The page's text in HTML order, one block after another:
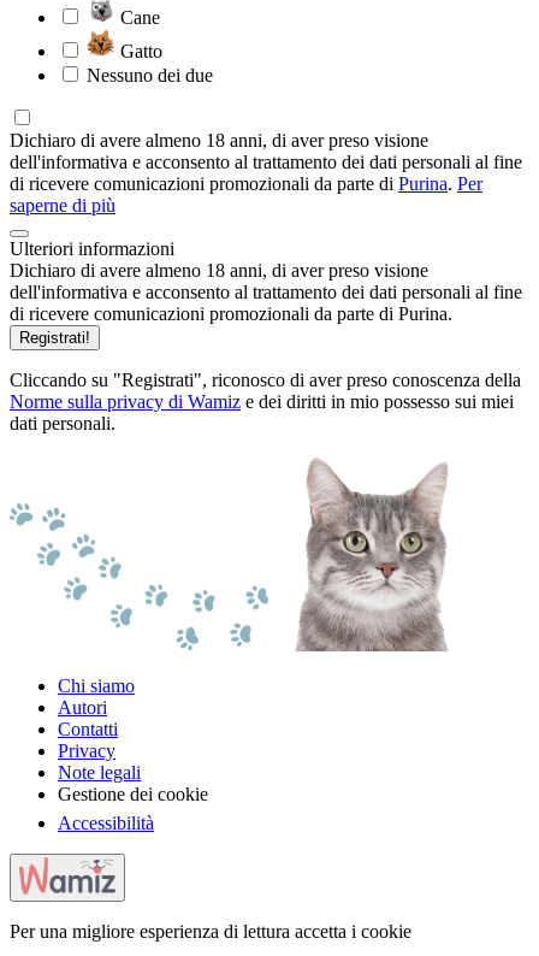
Cane
Gatto
Nessuno dei due
Dichiaro di avere almeno 18 anni, di aver preso visione
dell'informativa e acconsento al trattamento dei dati personali al fine
di ricevere comunicazioni promozionali da parte di Purina. Per
saperne di più
Ulteriori informazioni
Dichiaro di avere almeno 18 anni, di aver preso visione
dell'informativa e acconsento al trattamento dei dati personali al fine
di ricevere comunicazioni promozionali da parte di Purina.
Registrati!
Cliccando su "Registrati", riconosco di aver preso conoscenza della
Norme sulla privacy di Wamiz e dei diritti in mio possesso sui miei
dati personali.
Chi siamo
Autori
Contatti
Privacy
Note legali
Gestione dei cookie
Accessibilità
Per una migliore esperienza di lettura accetta i cookie